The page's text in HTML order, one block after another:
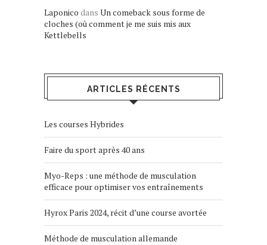
Laponico dans Un comeback sous forme de
cloches (où comment je me suis mis aux
Kettlebells
ARTICLES RÉCENTS
Les courses Hybrides
Faire du sport après 40 ans
Myo-Reps : une méthode de musculation
efficace pour optimiser vos entraînements
Hyrox Paris 2024, récit d’une course avortée
Méthode de musculation allemande